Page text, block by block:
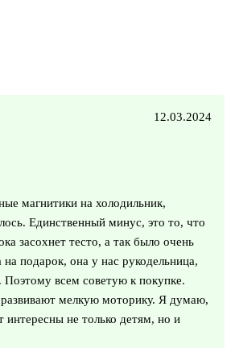
12.03.2024
магнитики на холодильник,
Единственный минус, это то, что
засохнет тесто, а так было очень
подарок, она у нас рукодельница,
всем советую к покупке.
мелкую моторику. Я думаю,
интересны не только детям, но и